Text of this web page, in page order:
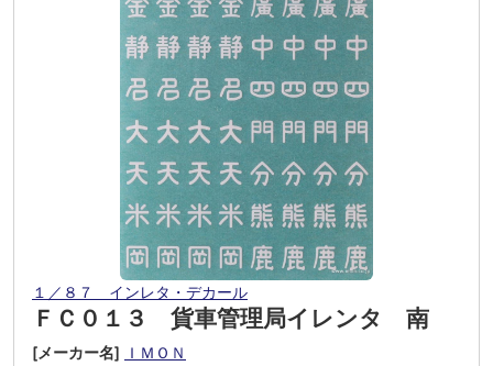
１／８７ インレタ・デカール
ＦＣ０１３ 貨車管理局イレンタ 南
[メーカー名] ＩＭＯＮ